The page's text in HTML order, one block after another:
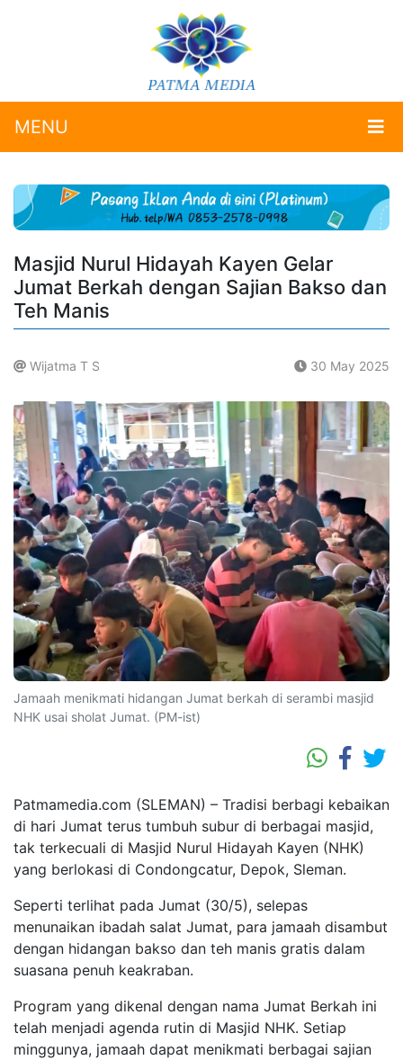
MENU
Masjid Nurul Hidayah Kayen Gelar
Jumat Berkah dengan Sajian Bakso dan
Teh Manis
Wijatma T S 30 May 2025
Jamaah menikmati hidangan Jumat berkah di serambi masjid
NHK usai sholat Jumat. (PM-ist)
Patmamedia.com (SLEMAN) – Tradisi berbagi kebaikan
di hari Jumat terus tumbuh subur di berbagai masjid,
tak terkecuali di Masjid Nurul Hidayah Kayen (NHK)
yang berlokasi di Condongcatur, Depok, Sleman.
Seperti terlihat pada Jumat (30/5), selepas
menunaikan ibadah salat Jumat, para jamaah disambut
dengan hidangan bakso dan teh manis gratis dalam
suasana penuh keakraban.
Program yang dikenal dengan nama Jumat Berkah ini
telah menjadi agenda rutin di Masjid NHK. Setiap
minggunya, jamaah dapat menikmati berbagai sajian